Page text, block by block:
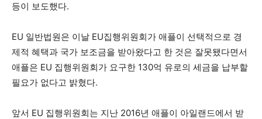
등이 보도했다.
EU 일반법원은 이날 EU집행위원회가 애플이 선택적으로 경
제적 혜택과 국가 보조금을 받아왔다고 한 것은 잘못됐다면서
애플은 EU 집행위원회가 요구한 130억 유로의 세금을 납부할
필요가 없다고 밝혔다.
앞서 EU 집행위원회는 지난 2016년 애플이 아일랜드에서 받